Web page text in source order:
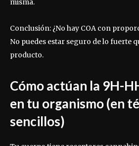
Conclusión: ¿No hay COA con
No puedes estar seguro de lo fuerte
producto.
Cómo actúan la 9H-
en tu organismo (en
sencillos)